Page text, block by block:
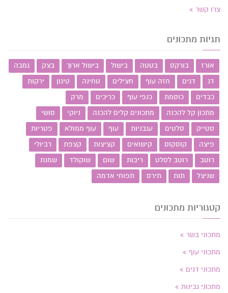
צרו קשר
תגיות מתכונים
אורז בורקס בטטה בישול בישול ארוך בצק
גמבה
דג
דגים חזה עוף חצילים טחינה טיגון
ירקות
כבדים
כוסמת כנפי עוף כריכים
מרק
מתכון קל להכנה
מתכונים קלים להכנה ניוקי
סושי
סטייק
סלטים עגבניות עוף עוף ממולא
פטריות
פיצה
קוסקוס קישואים קציצות קצפת
רביולי
רוטב
רוטב לסלט ריבות שום שוקולד
שמנת
שניצל
תות תירס תפוחי אדמה
קטגוריות מתכונים
מתכוני בשר
מתכוני עוף
מתכוני דגים
מתכוני גבינות